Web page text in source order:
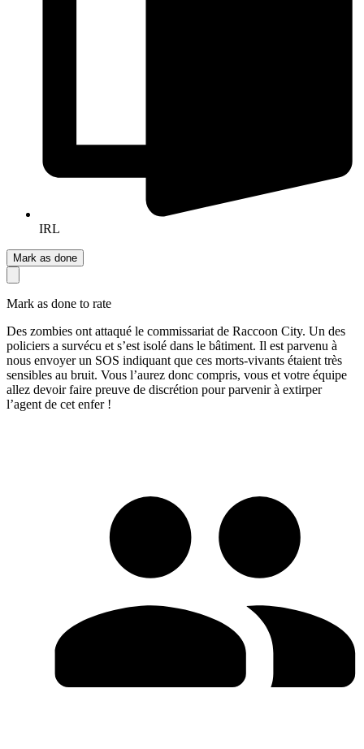
IRL
Mark as done
Mark as done to rate
Des zombies ont attaqué le commissariat de Raccoon City. Un des
policiers a survécu et s’est isolé dans le bâtiment. Il est parvenu à
nous envoyer un SOS indiquant que ces morts-vivants étaient très
sensibles au bruit. Vous l’aurez donc compris, vous et votre équipe
allez devoir faire preuve de discrétion pour parvenir à extirper
l’agent de cet enfer !